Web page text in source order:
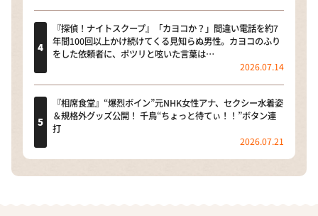
『探偵！ナイトスクープ』「カヨコか？」間違い電話を約7
年間100回以上かけ続けてくる見知らぬ男性。カヨコのふり
をした依頼者に、ポツリと呟いた言葉は…
2026.07.14
『相席食堂』“爆烈ボイン”元NHK女性アナ、セクシー水着姿
＆規格外グッズ公開！ 千鳥“ちょっと待てぃ！！”ボタン連
打
2026.07.21